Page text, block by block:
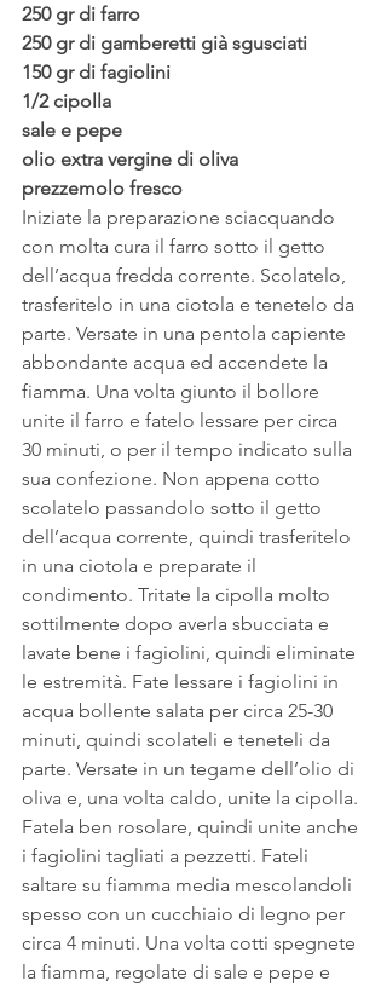
250 gr di farro
250 gr di gamberetti già sgusciati
150 gr di fagiolini
1/2 cipolla
sale e pepe
olio extra vergine di oliva
prezzemolo fresco
Iniziate la preparazione sciacquando
con molta cura il farro sotto il getto
dell’acqua fredda corrente. Scolatelo,
trasferitelo in una ciotola e tenetelo da
parte. Versate in una pentola capiente
abbondante acqua ed accendete la
fiamma. Una volta giunto il bollore
unite il farro e fatelo lessare per circa
30 minuti, o per il tempo indicato sulla
sua confezione. Non appena cotto
scolatelo passandolo sotto il getto
dell’acqua corrente, quindi trasferitelo
in una ciotola e preparate il
condimento. Tritate la cipolla molto
sottilmente dopo averla sbucciata e
lavate bene i fagiolini, quindi eliminate
le estremità. Fate lessare i fagiolini in
acqua bollente salata per circa 25-30
minuti, quindi scolateli e teneteli da
parte. Versate in un tegame dell’olio di
oliva e, una volta caldo, unite la cipolla.
Fatela ben rosolare, quindi unite anche
i fagiolini tagliati a pezzetti. Fateli
saltare su fiamma media mescolandoli
spesso con un cucchiaio di legno per
circa 4 minuti. Una volta cotti spegnete
la fiamma, regolate di sale e pepe e